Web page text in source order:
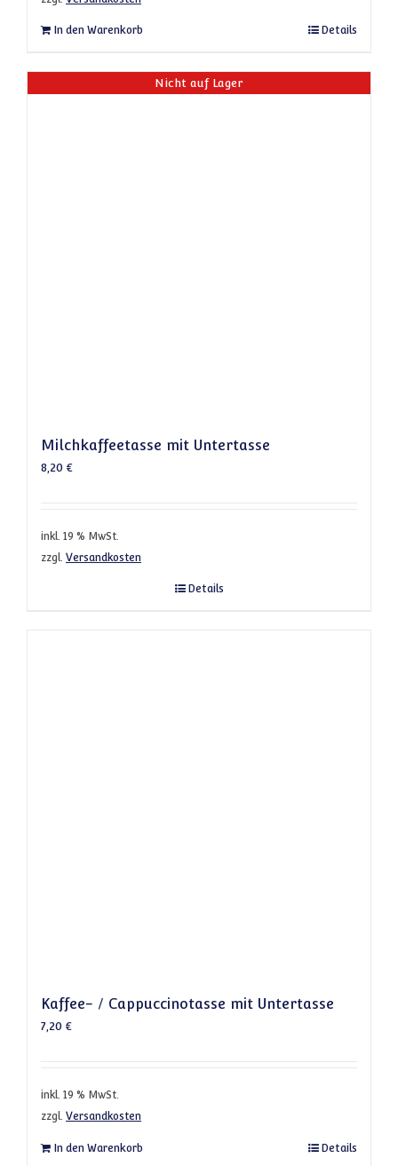
In den Warenkorb Details
Nicht auf Lager
Milchkaffeetasse mit Untertasse
8,20 €
inkl. 19 % MwSt.
zzgl. Versandkosten
Details
Kaffee- / Cappuccinotasse mit Untertasse
7,20 €
inkl. 19 % MwSt.
zzgl. Versandkosten
In den Warenkorb Details